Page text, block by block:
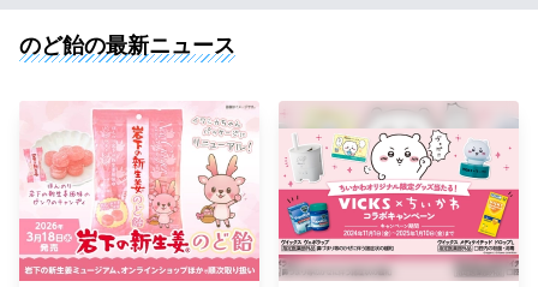
のど飴の最新ニュース